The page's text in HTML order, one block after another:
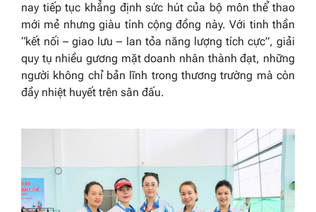
nay tiếp tục khẳng định sức hút của bộ môn thể thao
mới mẻ nhưng giàu tính cộng đồng này. Với tinh thần
“kết nối – giao lưu – lan tỏa năng lượng tích cực”, giải
quy tụ nhiều gương mặt doanh nhân thành đạt, những
người không chỉ bản lĩnh trong thương trường mà còn
đầy nhiệt huyết trên sân đấu.